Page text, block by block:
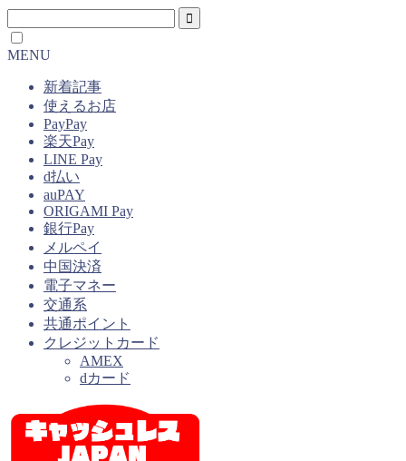
MENU
新着記事
使えるお店
PayPay
楽天Pay
LINE Pay
d払い
auPAY
ORIGAMI Pay
銀行Pay
メルペイ
中国決済
電子マネー
交通系
共通ポイント
クレジットカード
AMEX
dカード